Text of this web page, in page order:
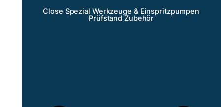
Close Spezial Werkzeuge & Einspritzpumpen
Prüfstand Zubehör